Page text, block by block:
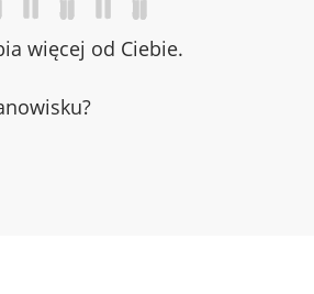
więcej od Ciebie.